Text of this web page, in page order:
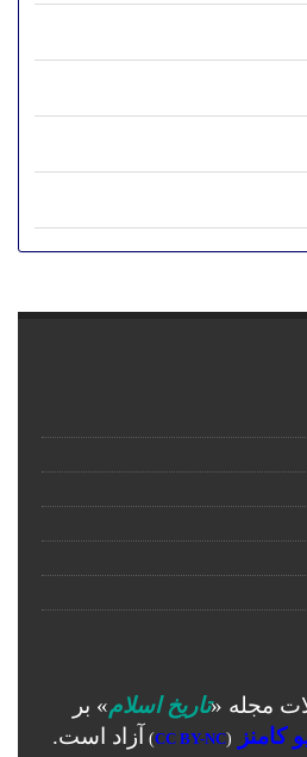
مجله «تاریخ اسلام» بر
کامنز (
CC BY-NC
) آزاد است.